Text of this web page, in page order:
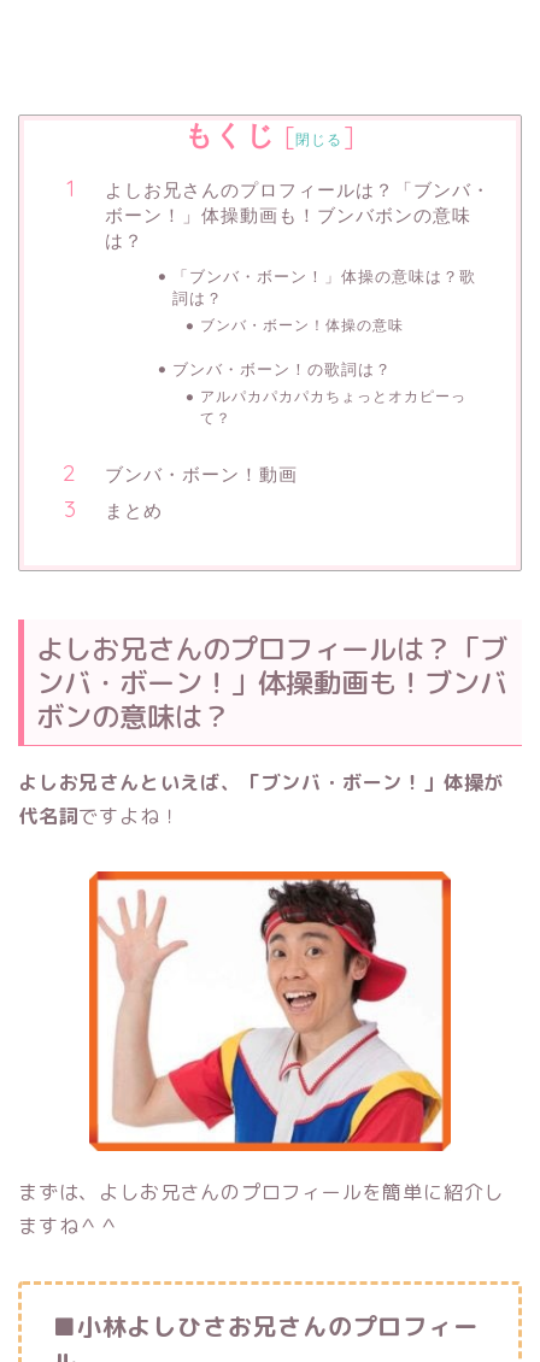
もくじ [閉じる ]
よしお兄さんのプロフィールは？「ブンバ・
ボーン！」体操動画も！ブンバボンの意味
は？
「ブンバ・ボーン！」体操の意味は？歌
詞は？
ブンバ・ボーン！体操の意味
ブンバ・ボーン！の歌詞は？
アルパカパカパカちょっとオカピーっ
て？
ブンバ・ボーン！動画
まとめ
よしお兄さんのプロフィールは？「ブ
ンバ・ボーン！」体操動画も！ブンバ
ボンの意味は？
よしお兄さんといえば、「ブンバ・ボーン！」体操が
代名詞ですよね！
まずは、よしお兄さんのプロフィールを簡単に紹介し
ますね＾＾
■小林よしひさお兄さんのプロフィー